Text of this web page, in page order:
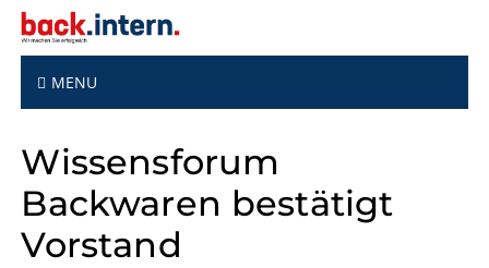
MENU
Wissensforum
Backwaren bestätigt
Vorstand